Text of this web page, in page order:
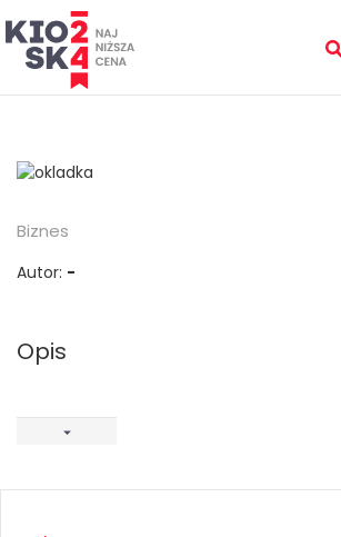
Biznes
Autor: -
Opis